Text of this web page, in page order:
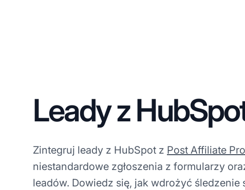
Leady z
Zintegruj leady z HubSpot z Post Affiliate Pro
niestandardowe zgłoszenia z formularzy
leadów. Dowiedz się, jak wdrożyć śledzenie